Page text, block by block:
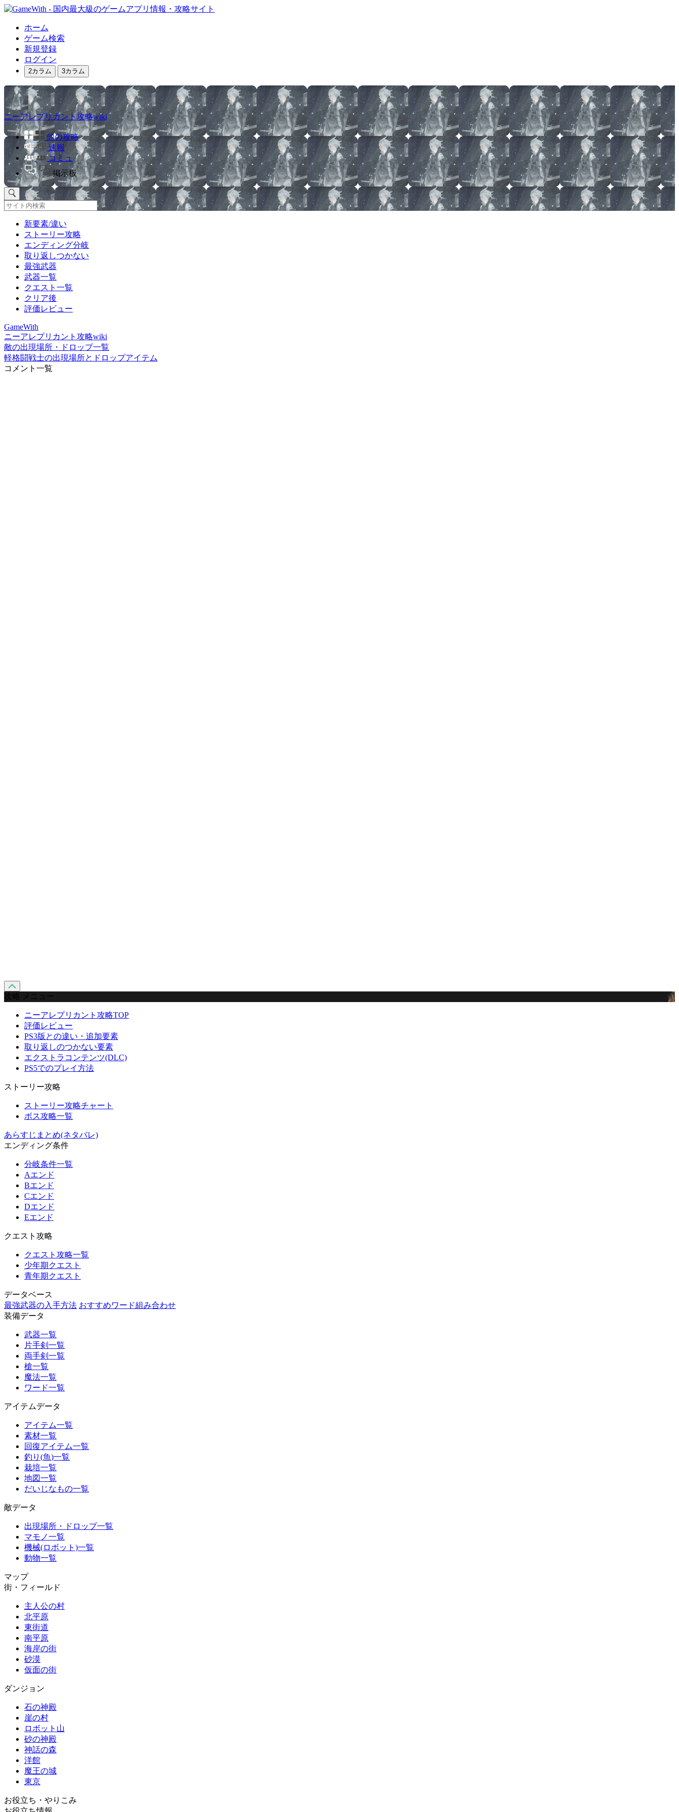
ホーム
ゲーム検索
新規登録
ログイン
2カラム 3カラム
ニーアレプリカント攻略wiki
他の攻略
速報
コミュ
掲示板
新要素/違い
ストーリー攻略
エンディング分岐
取り返しつかない
最強武器
武器一覧
クエスト一覧
クリア後
評価レビュー
GameWith
ニーアレプリカント攻略wiki
敵の出現場所・ドロップ一覧
軽格闘戦士の出現場所とドロップアイテム
コメント一覧
攻略 メニュー
ニーアレプリカント攻略TOP
評価レビュー
PS3版との違い・追加要素
取り返しのつかない要素
エクストラコンテンツ(DLC)
PS5でのプレイ方法
ストーリー攻略
ストーリー攻略チャート
ボス攻略一覧
あらすじまとめ(ネタバレ)
エンディング条件
分岐条件一覧
Aエンド
Bエンド
Cエンド
Dエンド
Eエンド
クエスト攻略
クエスト攻略一覧
少年期クエスト
青年期クエスト
データベース
最強武器の入手方法 おすすめワード組み合わせ
装備データ
武器一覧
片手剣一覧
両手剣一覧
槍一覧
魔法一覧
ワード一覧
アイテムデータ
アイテム一覧
素材一覧
回復アイテム一覧
釣り(魚)一覧
栽培一覧
地図一覧
だいじなもの一覧
敵データ
出現場所・ドロップ一覧
マモノ一覧
機械(ロボット)一覧
動物一覧
マップ
街・フィールド
主人公の村
北平原
東街道
南平原
海岸の街
砂漠
仮面の街
ダンジョン
石の神殿
崖の村
ロボット山
砂の神殿
神話の森
洋館
魔王の城
東京
お役立ち・やりこみ